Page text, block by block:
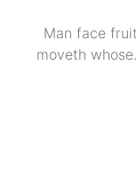
Man face
moveth